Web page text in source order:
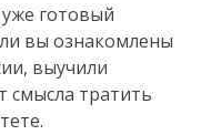
готовый
вы ознакомлены
выучили
смысла тратить